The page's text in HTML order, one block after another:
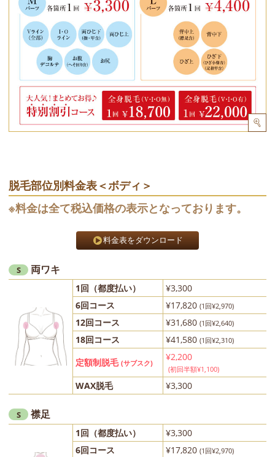
脱毛部位別料金表＜ボディ＞
※料金は全て税込価格の表示となっております。
料金表をダウンロード
S 両ワキ
1回（都度払い）
¥3,300
6回コース
¥17,820 (1回¥2,970)
12回コース ¥31,680 (1回¥2,640)
18回コース ¥41,580 (1回¥2,310)
定額制脱毛 (サブスク)
¥2,200
(初回半額¥1,100)
WAX脱毛 ¥3,300
S 襟足
1回（都度払い）
¥3,300
6回コース
¥17,820 (1回¥2,970)